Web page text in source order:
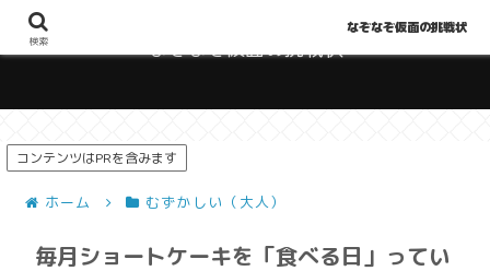
なぞなぞ仮面の挑戦状
コンテンツはPRを含みます
ホーム むずかしい（大人）
毎月ショートケーキを「食べる日」ってい
検索
なぞなぞ仮面の挑戦状